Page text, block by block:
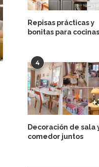
Repisas prácticas y
bonitas para cocinas
4
Decoración de sala
comedor juntos